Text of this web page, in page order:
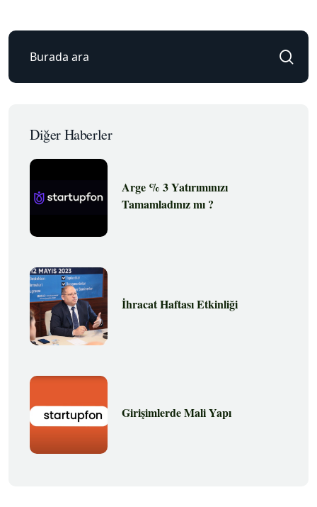
Diğer Haberler
Arge % 3 Yatırımınızı
Tamamladınız mı ?
İhracat Haftası Etkinliği
Girişimlerde Mali Yapı